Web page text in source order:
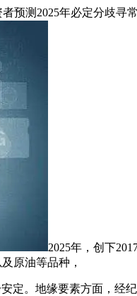
预测2025年必定分歧寻
2025年，创下
原油等品种，
定。地缘要素方面，经